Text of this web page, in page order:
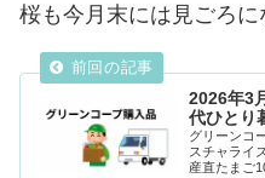
桜も今月末には見ごろに
2026年3
代ひとり
グリーンコ
スチャライ
産直たまご